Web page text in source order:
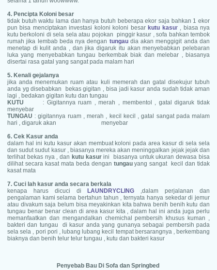
4. Pencipta Koloni besar
tidak butuh waktu lama dan hanya butuh beberapa ekor saja bahkan 1 ekor
pun bisa menciptakan investasi koloni koloni besar kutu kasur , biasa nya
kutu berkoloni di sela sela atau pojokan pinggir kasur , sofa bahkan tembok
rumah jika lembab beda nya dengan tungaudia akan menggigit anda dan
menetap di kulit anda , dan jika digaruk itu akan menyebabkan pelebaran
luka yang menyebabkan tungau berkembak biak dan melebar , biasanya
disertai rasa gatal yang sangat pada malam hari
5. Kenali gejalanya
jika anda menemukan ruam atau kuli memerah dan gatal disekujur tubuh
anda yg disebabkan bekas gigitan , bisa jadi kasur anda sudah tidak aman
lagi , bedakan gigitan kutu dan tungau
KUTU : Gigitannya ruam , merah , membentol , gatal digaruk tidak
menyebar
TUNGAU : gigitannya ruam , merah , kecil kecil , gatal sangat pada malam
hari , digaruk akan menyebar
6. Cek Kasur anda
dalam hal ini kutu kasur akan membuat koloni pada area kasur di sela sela
dan sudut sudut kasur , biasanya mereka akan meninggalkan jejak jejak dan
terlihat bekas nya , dan kutu kasurini biasanya untuk ukuran dewasa bisa
dilihat secara kasat mata beda dengan tungauyang sangat kecil dan tidak
kasat mata
7. Cuci lah kasur anda secara berkala
kenapa harus dicuci di
LAUNDRYCLING ,dalam perjalanan dan
pengalaman kami selama bertahun tahun , ternyata hanya sekedar di jemur
atau divakum saja belum bisa meyakinkan kita bahwa benih benih kutu dan
tungau benar benar clean di area kasur kita , dalam hal ini anda juga perlu
memanfaatkan dan mengandalkan chemichal pembersih khusus kuman ,
bakteri dan tungau di kasur anda yang gunanya sebagai pembersih pada
sela sela , pori pori , lubang lubang kecil tempat bersarangnya , berkembang
biaknya dan benih telur telur tungau , kutu dan bakteri kasur
Penyebab Bau Di Sofa dan Springbed